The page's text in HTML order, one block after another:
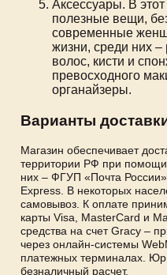
Аксессуары. В
полезные вещи,
современные
жизни, среди них –
волос, кисти и
превосходного
органайзеры.
Варианты
Магазин обеспечивает
территории РФ при
них – ФГУП «Почта
Express. В некоторых
самовывоз. К оплате
карты Visa, MasterCard и
средства на счет Gracy –
через онлайн-системы
платежных терминалах.
безналичный расчет.